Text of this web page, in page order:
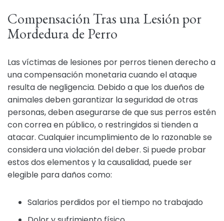
Compensación Tras una Lesión por
Mordedura de Perro
Las víctimas de lesiones por perros tienen derecho a
una compensación monetaria cuando el ataque
resulta de negligencia. Debido a que los dueños de
animales deben garantizar la seguridad de otras
personas, deben asegurarse de que sus perros estén
con correa en público, o restringidos si tienden a
atacar. Cualquier incumplimiento de lo razonable se
considera una violación del deber. Si puede probar
estos dos elementos y la causalidad, puede ser
elegible para daños como:
Salarios perdidos por el tiempo no trabajado